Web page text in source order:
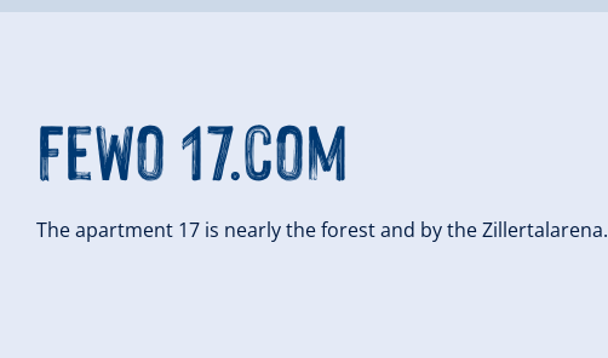
FeWo 17.com
The apartment 17 is nearly the forest and by the Zillertalarena.